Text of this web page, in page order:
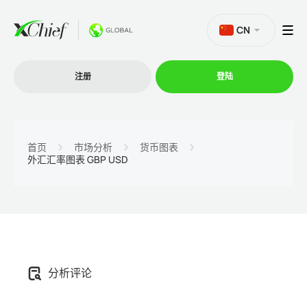
CN
注册 登陆
首页 市场分析
货币图表
外汇汇率图表 GBP USD
分析评论